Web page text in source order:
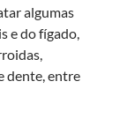
algumas
e do fígado,
dente, entre